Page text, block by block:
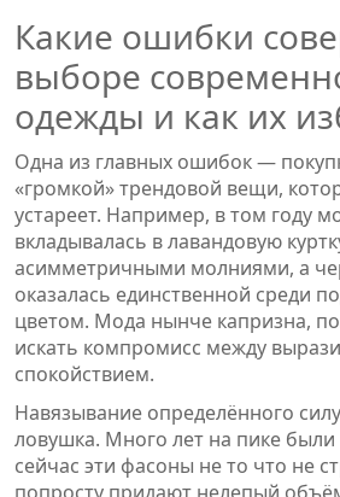
Какие ошибки
выборе
одежды и как их
Одна из главных ошибок —
«громкой» трендовой вещи,
устареет. Например, в том году
вкладывалась в лавандовую
асимметричными молниями, а
оказалась единственной среди
цветом. Мода нынче капризна,
искать компромисс между
спокойствием.
Навязывание определённого
ловушка. Много лет на пике были
сейчас эти фасоны не то что не